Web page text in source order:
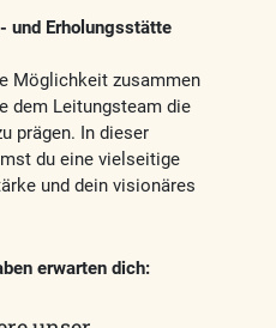
und Erholungsstätte
Möglichkeit zusammen
dem Leitungsteam die
prägen. In dieser
du eine vielseitige
und dein visionäres
erwarten dich: